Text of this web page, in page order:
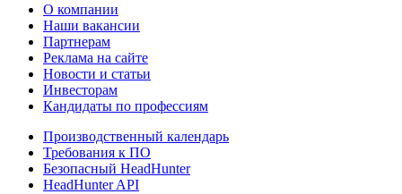
О компании
Наши вакансии
Партнерам
Реклама на сайте
Новости и статьи
Инвесторам
Кандидаты по профессиям
Производственный календарь
Требования к ПО
Безопасный HeadHunter
HeadHunter API